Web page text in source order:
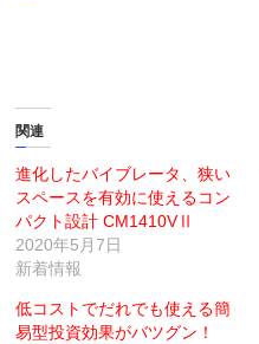
関連
進化したバイブレータ、狭い
スペースを有効に使えるコン
パクト設計 CM1410VⅡ
2020年5月7日
新着情報
低コストでだれでも使える簡
易型投資効果がバツグン！